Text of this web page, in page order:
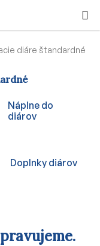
KOŠÍK
diáre štandardné
Náplne do
diárov
Doplnky diárov